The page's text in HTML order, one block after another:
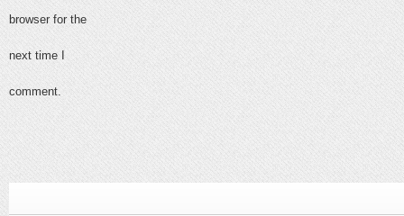
browser for the
next time I
comment.